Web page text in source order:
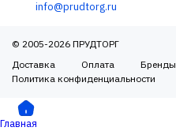
info@prudtorg.ru
© 2005-2026 ПРУДТОРГ
Доставка
Оплата Бренды
Политика конфиденциальности
Главная